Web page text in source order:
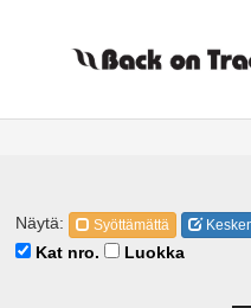
Näytä: Syöttämättä
Kat nro.
Luokka